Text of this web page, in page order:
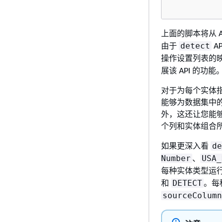
上面的脚本将
由于 detect
操作设置列表的
展该 API 的功能。
对于为每个实体
能够为数据集中
外，这还让您能
个列和实体组合
如果更深入看
Number 、
每种实体类型运
和 DETECT。每